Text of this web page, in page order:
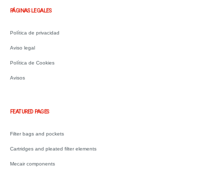
PÁGINAS LEGALES
Política de privacidad
Aviso legal
Política de Cookies
Avisos
FEATURED PAGES
Filter bags and pockets
Cartridges and pleated filter elements
Mecair components